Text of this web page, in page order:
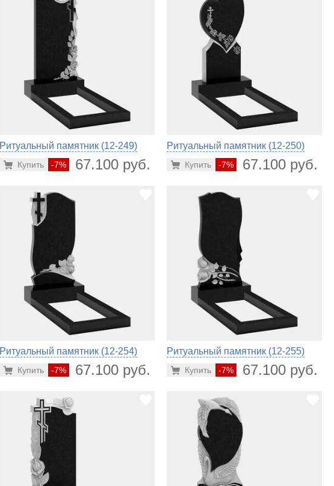
Ритуальный памятник (12-249)
-7% 67.100 руб.
Купить
Ритуальный памятник (12-250)
-7% 67.100 руб.
Купить
Ритуальный памятник (12-254)
-7% 67.100 руб.
Купить
Ритуальный памятник (12-255)
-7% 67.100 руб.
Купить